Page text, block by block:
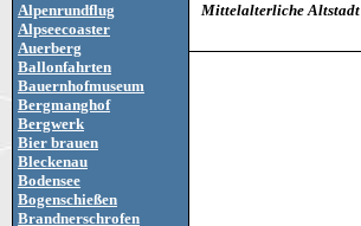
Alpenrundflug
Alpseecoaster
Auerberg
Ballonfahrten
Bauernhofmuseum
Bergmanghof
Bergwerk
Bier brauen
Bleckenau
Bodensee
Bogenschießen
Brandnerschrofen
Mittelalterliche Altstadt